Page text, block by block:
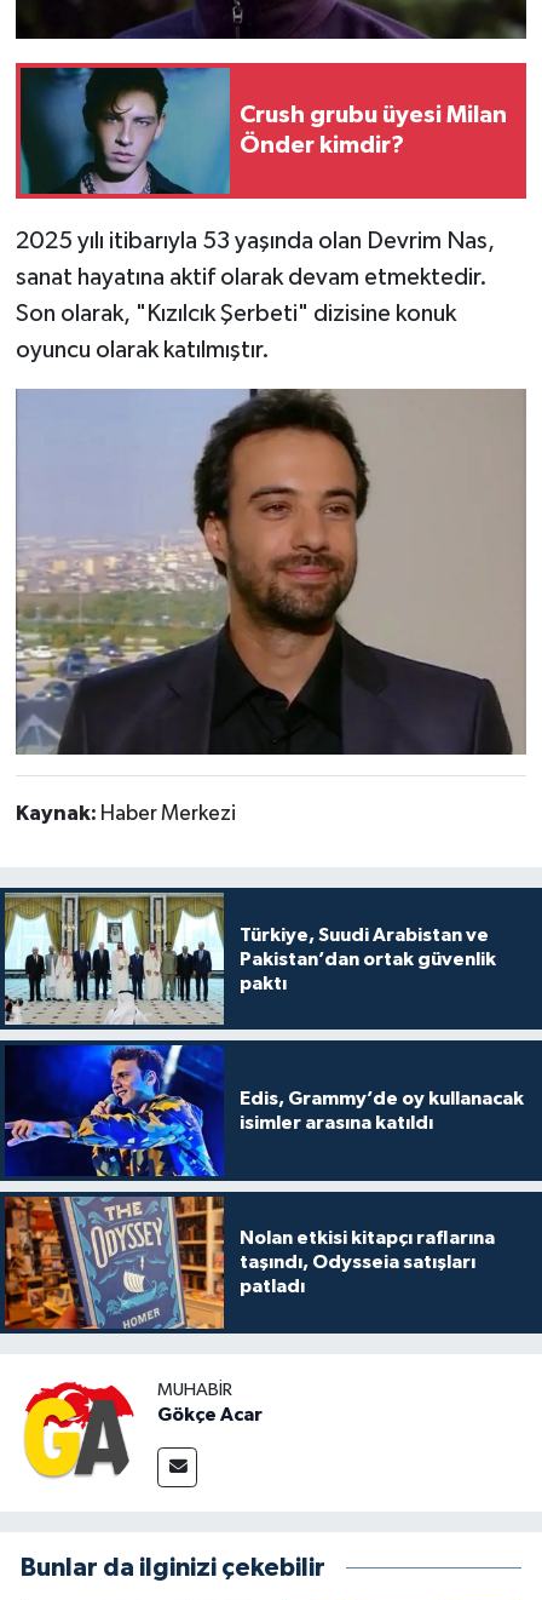
Crush grubu üyesi Milan
Önder kimdir?
2025 yılı itibarıyla 53 yaşında olan Devrim Nas,
sanat hayatına aktif olarak devam etmektedir.
Son olarak, "Kızılcık Şerbeti" dizisine konuk
oyuncu olarak katılmıştır.
Kaynak: Haber Merkezi
Türkiye, Suudi Arabistan ve
Pakistan’dan ortak güvenlik
paktı
Edis, Grammy’de oy kullanacak
isimler arasına katıldı
Nolan etkisi kitapçı raflarına
taşındı, Odysseia satışları
patladı
MUHABIR
Gökçe Acar
Bunlar da ilginizi çekebilir